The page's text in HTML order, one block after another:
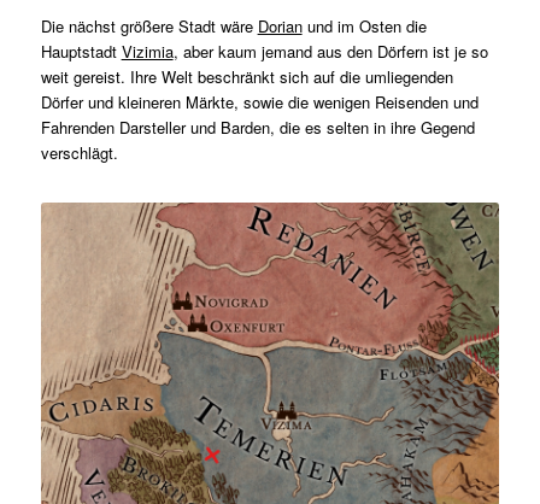
Die nächst größere Stadt wäre Dorianund im Osten die
Hauptstadt Vizimia, aber kaum jemand aus den Dörfern ist je so
weit gereist. Ihre Welt beschränkt sich auf die umliegenden
Dörfer und kleineren Märkte, sowie die wenigen Reisenden und
Fahrenden Darsteller und Barden, die es selten in ihre Gegend
verschlägt.